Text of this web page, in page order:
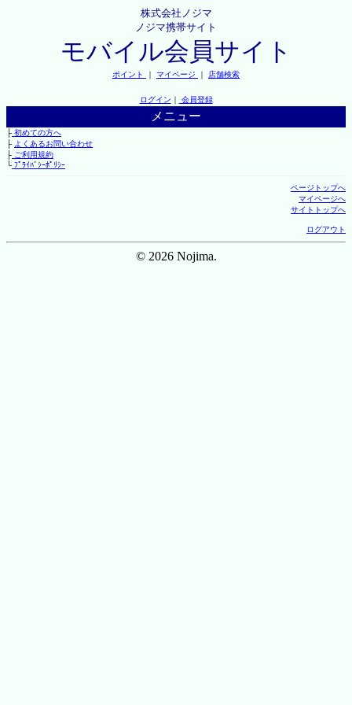
株式会社ノジマ
ノジマ携帯サイト
モバイル会員サイト
ポイント ｜ マイページ ｜ 店舗検索
ログイン ｜ 会員登録
メニュー
├初めての方へ
├ よくあるお問い合わせ
├ご利用規約
└ﾌﾟﾗｲﾊﾞｼｰﾎﾟﾘｼｰ
ページトップへ
マイページへ
サイトトップへ
ログアウト
© 2026 Nojima.